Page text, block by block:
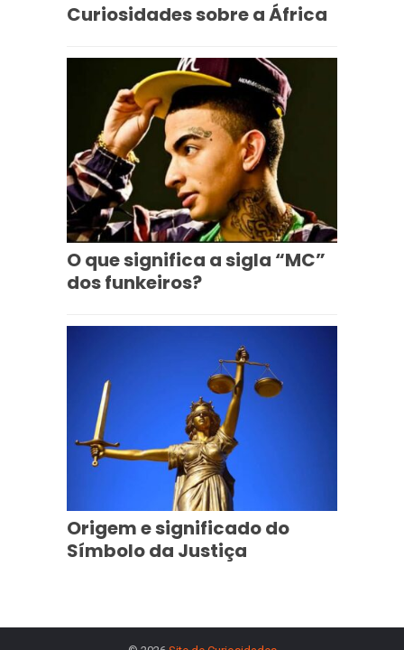
Curiosidades sobre a África
O que significa a sigla “MC”
dos funkeiros?
Origem e significado do
Símbolo da Justiça